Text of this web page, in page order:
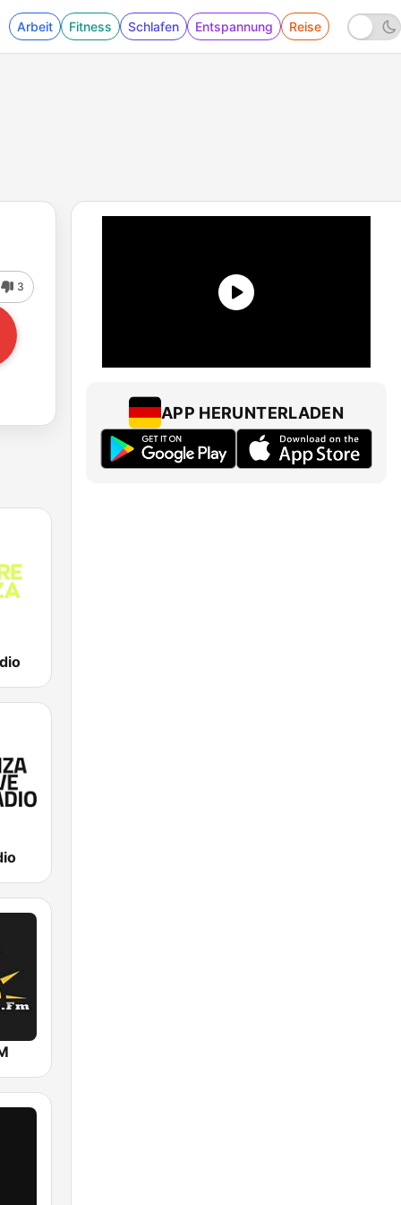
Arbeit Fitness Schlafen Entspannung Reise
3
APP HERUNTERLADEN